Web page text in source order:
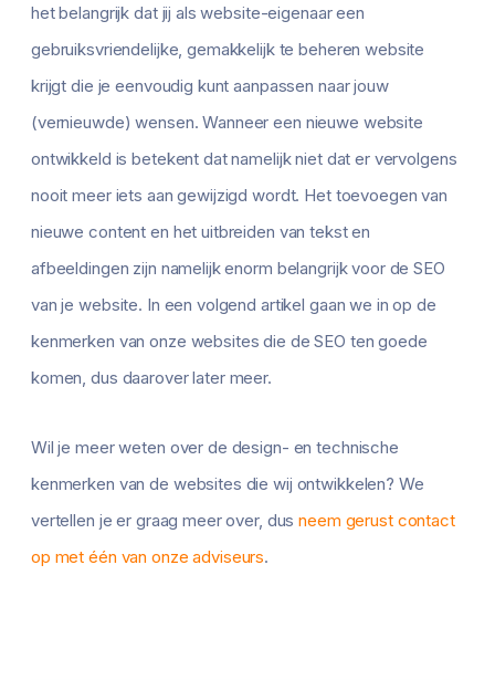
het belangrijk dat jij als website-eigenaar een
gebruiksvriendelijke, gemakkelijk te beheren website
krijgt die je eenvoudig kunt aanpassen naar jouw
(vernieuwde) wensen. Wanneer een nieuwe website
ontwikkeld is betekent dat namelijk niet dat er vervolgens
nooit meer iets aan gewijzigd wordt. Het toevoegen van
nieuwe content en het uitbreiden van tekst en
afbeeldingen zijn namelijk enorm belangrijk voor de SEO
van je website. In een volgend artikel gaan we in op de
kenmerken van onze websites die de SEO ten goede
komen, dus daarover later meer.
Wil je meer weten over de design- en technische
kenmerken van de websites die wij ontwikkelen? We
vertellen je er graag meer over, dusneem gerust contact
op met één van onze adviseurs.